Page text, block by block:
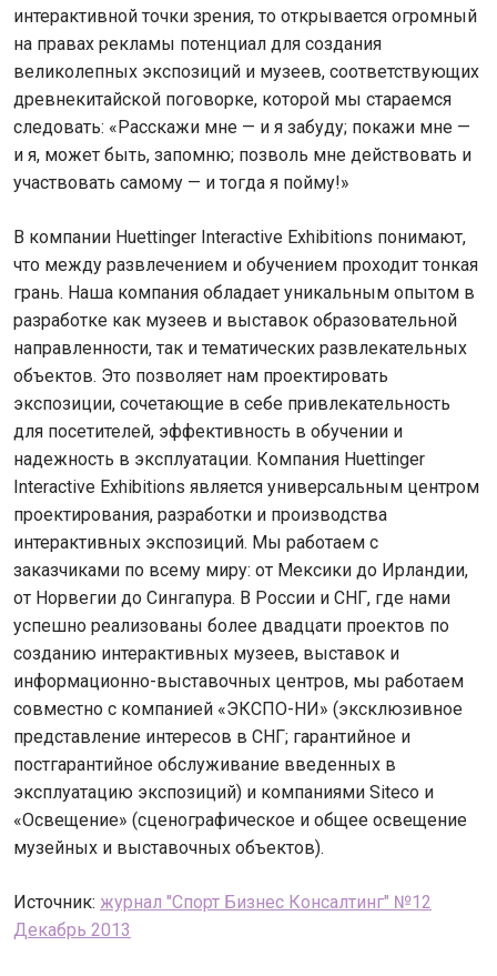
интерактивной точки зрения, то открывается огромный
на правах рекламы потенциал для создания
великолепных экспозиций и музеев, соответствующих
древнекитайской поговорке, которой мы стараемся
следовать: «Расскажи мне — и я забуду; покажи мне —
и я, может быть, запомню; позволь мне действовать и
участвовать самому — и тогда я пойму!»
В компании Huettinger Interactive Exhibitions понимают,
что между развлечением и обучением проходит тонкая
грань. Наша компания обладает уникальным опытом в
разработке как музеев и выставок образовательной
направленности, так и тематических развлекательных
объектов. Это позволяет нам проектировать
экспозиции, сочетающие в себе привлекательность
для посетителей, эффективность в обучении и
надежность в эксплуатации. Компания Huettinger
Interactive Exhibitions является универсальным центром
проектирования, разработки и производства
интерактивных экспозиций. Мы работаем с
заказчиками по всему миру: от Мексики до Ирландии,
от Норвегии до Сингапура. В России и СНГ, где нами
успешно реализованы более двадцати проектов по
созданию интерактивных музеев, выставок и
информационно-выставочных центров, мы работаем
совместно с компанией «ЭКСПО-НИ» (эксклюзивное
представление интересов в СНГ; гарантийное и
постгарантийное обслуживание введенных в
эксплуатацию экспозиций) и компаниями Siteco и
«Освещение» (сценографическое и общее освещение
музейных и выставочных объектов).
Источник: журнал "Спорт Бизнес Консалтинг" №12
Декабрь 2013